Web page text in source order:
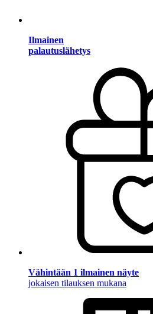
Ilmainen
palautuslähetys
Vähintään 1 ilmainen näyte
jokaisen tilauksen mukana